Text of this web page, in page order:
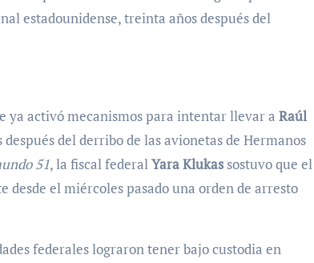
estadounidense, treinta años después del
ya activó mecanismos para intentar llevar a Raúl
después del derribo de las avionetas de Hermanos
51, la fiscal federalYara Klukassostuvo que el
desde el miércoles pasado una orden de arresto
federales lograron tener bajo custodia en